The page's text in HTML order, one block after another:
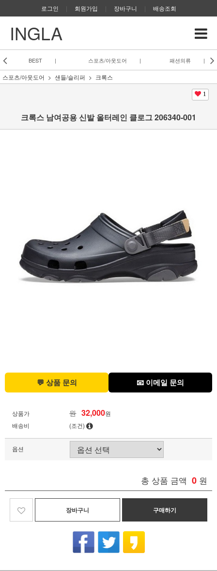
로그인 | 회원가입 | 장바구니 | 배송조회
INGLA
BEST | 스포츠/아웃도어 | 패션의류 |
스포츠/아웃도어 샌들/슬리퍼 크록스
1
크록스 남여공용 신발 올터레인 클로그 206340-001
💬 상품 문의 📧 이메일 문의
상품가 원 32,000원
배송비
(조건)
옵션
총 상품 금액 0 원
장바구니 구매하기